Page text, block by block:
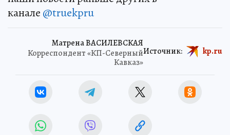
канале @truekpru
Матрена ВАСИЛЕВСКАЯ
Корреспондент «КП-Северный
Кавказ»
Источник: kp.ru